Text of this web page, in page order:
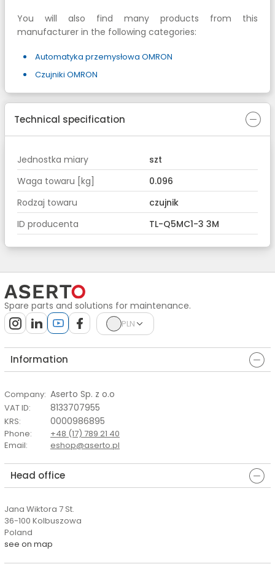
You will also find many products from this
manufacturer in the following categories:
Automatyka przemysłowa OMRON
Czujniki OMRON
Technical specification
Jednostka miary
szt
Waga towaru [kg]
0.096
Rodzaj towaru
czujnik
ID producenta
TL-Q5MC1-3 3M
Spare parts and solutions for maintenance.
PLN
Information
Company: Aserto Sp. z o.o
VAT ID: 8133707955
KRS: 0000986895
Phone:
+48 (17) 789 21 40
Email: eshop@aserto.pl
Head office
Jana Wiktora 7 St.
36-100 Kolbuszowa
Poland
see on map